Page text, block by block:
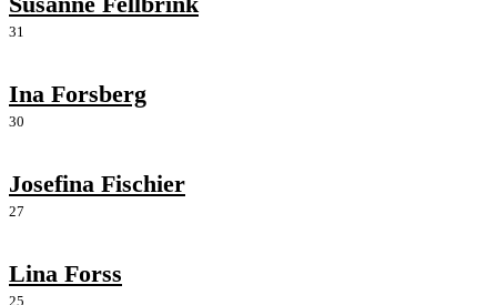
31
Ina Forsberg
30
Josefina Fischier
27
Lina Forss